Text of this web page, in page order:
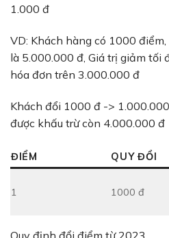
1.000 đ
VD: Khách hàng có 1000
là 5.000.000 đ, Giá trị giảm tối
hóa đơn trên 3.000.000 đ
Khách đổi 1000 đ ->
được khấu trừ còn 4.000.000 đ
ĐIỂM QUY ĐỔI
1 1000 đ
Quy định đổi điểm từ 2023